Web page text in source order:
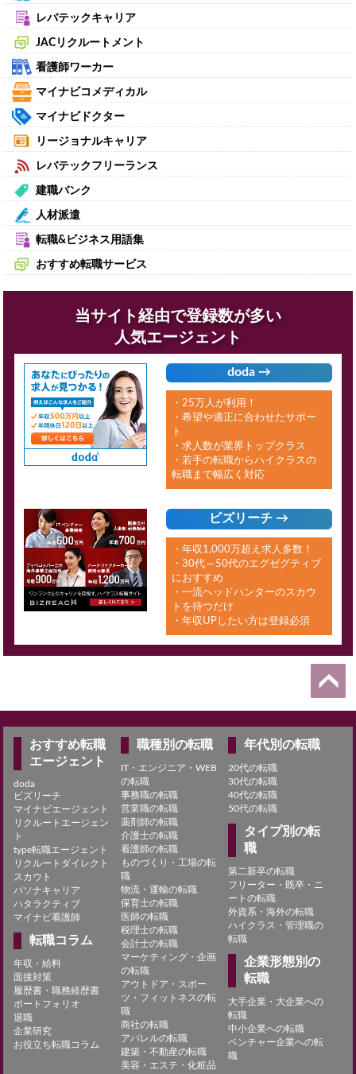
レバテックキャリア
JACリクルートメント
看護師ワーカー
マイナビコメディカル
マイナビドクター
リージョナルキャリア
レバテックフリーランス
建職バンク
人材派遣
転職&ビジネス用語集
おすすめ転職サービス
当サイト経由で登録数が多い
人気エージェント
doda →
・25万人が利用！
・希望や適正に合わせたサポー
ト
・求人数が業界トップクラス
・若手の転職からハイクラスの
転職まで幅広く対応
ビズリーチ →
・年収1,000万超え求人多数！
・30代～50代のエグゼグティブ
におすすめ
・一流ヘッドハンターのスカウ
トを待つだけ
・年収UPしたい方は登録必須
おすすめ転職
エージェント
doda
ビズリーチ
マイナビエージェント
リクルートエージェン
ト
type転職エージェント
リクルートダイレクト
スカウト
パソナキャリア
ハタラクティブ
マイナビ看護師
転職コラム
年収・給料
面接対策
履歴書・職務経歴書
ポートフォリオ
退職
企業研究
お役立ち転職コラム
職種別の転職
IT・エンジニア・WEB
の転職
事務職の転職
営業職の転職
薬剤師の転職
介護士の転職
看護師の転職
ものづくり・工場の転
職
物流・運輸の転職
保育士の転職
医師の転職
税理士の転職
会計士の転職
マーケティング・企画
の転職
アウトドア・スポー
ツ・フィットネスの転
職
商社の転職
アパレルの転職
建築・不動産の転職
美容・エステ・化粧品
年代別の転職
20代の転職
30代の転職
40代の転職
50代の転職
タイプ別の転
職
第二新卒の転職
フリーター・既卒・ニ
ートの転職
外資系・海外の転職
ハイクラス・管理職の
転職
企業形態別の
転職
大手企業・大企業への
転職
中小企業への転職
ベンチャー企業への転
職